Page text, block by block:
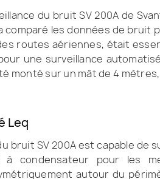
du bruit SV 200A de
comparé les données de
routes aériennes, était
une surveillance
monté sur un mât de 4
Leq
bruit SV 200A est capable
à condensateur pour les
autour du